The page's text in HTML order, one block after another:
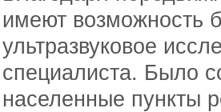
имеют возможность
ультразвуковое
специалиста. Было
населенные пункты